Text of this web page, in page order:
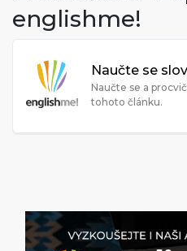
englishme!
Naučte se
Naučte se a
tohoto článku.